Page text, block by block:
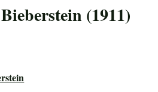
(1911)